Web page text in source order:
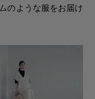
のような服をお届け